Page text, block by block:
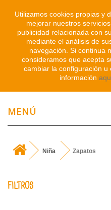
MENÚ
Niña Zapatos
FILTROS
Utilizamos cookies propias y
mejorar nuestros
publicidad relacionada con
mediante el análisis de
navegación. Si continua
consideramos que acepta
cambiar la configuración u
información